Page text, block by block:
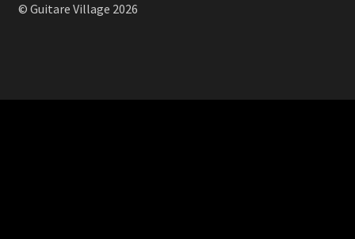
© Guitare Village 2026